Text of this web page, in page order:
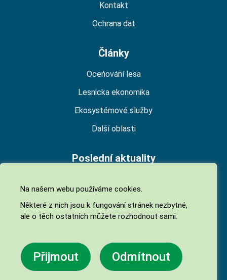
Kontakt
Ochrana dat
Články
Oceňování lesa
Lesnicka ekonomika
Ekosystémové služby
Další oblasti
Poslední aktuality
Národní platforma pro ekosystémové služby
06. 07. 2026
05. 05. 2026
Finanční příspěvky na hospodaření v lesích 2026
27. 02. 2026
Na našem webu používáme cookies.
Některé z nich jsou k fungování stránek nezbytné,
ale o těch ostatních můžete rozhodnout sami.
Přijmout Odmítnout